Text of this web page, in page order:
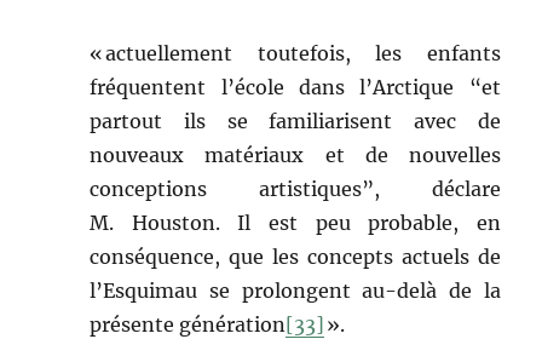
« actuellement toutefois, les enfants
fréquentent l’école dans l’Arctique “et
partout ils se familiarisent avec de
nouveaux matériaux et de nouvelles
conceptions artistiques”, déclare
M. Houston. Il est peu probable, en
conséquence, que les concepts actuels de
l’Esquimau se prolongent au-delà de la
présente génération[33] ».